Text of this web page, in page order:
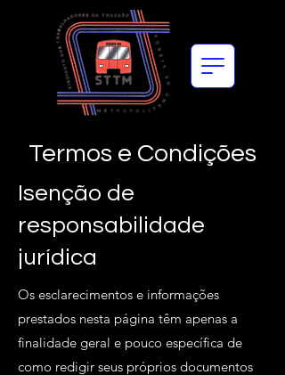
Termos e Condições
Isenção de
responsabilidade
jurídica
Os esclarecimentos e informações
prestados nesta página têm apenas a
finalidade geral e pouco específica de
como redigir seus próprios documentos